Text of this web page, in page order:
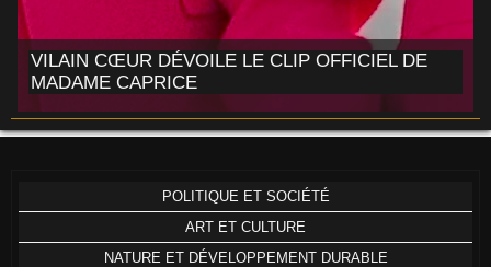
VILAIN CŒUR DÉVOILE LE CLIP OFFICIEL DE
MADAME CAPRICE
POLITIQUE ET SOCIÉTÉ
ART ET CULTURE
NATURE ET DÉVELOPPEMENT DURABLE